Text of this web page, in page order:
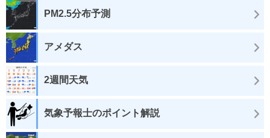
PM2.5分布予測
アメダス
2週間天気
気象予報士のポイント解説